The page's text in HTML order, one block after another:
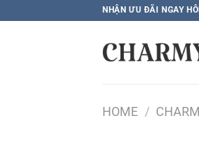
qua
NHẬN ƯU ĐÃI NGAY
HOME /